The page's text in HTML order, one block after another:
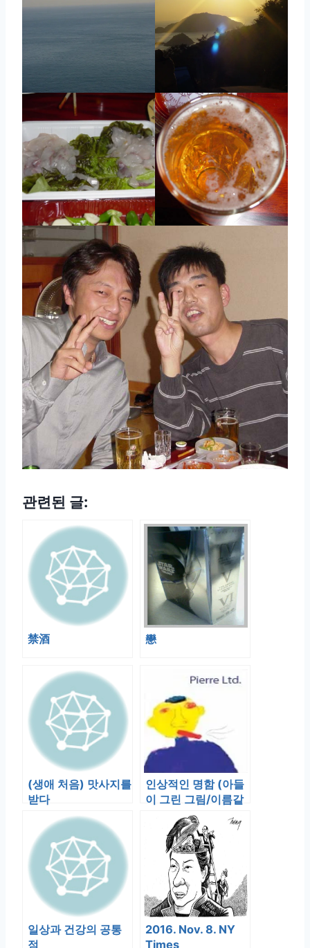
관련된 글:
禁酒 戀
(생애 처음) 맛사지를
받다
인상적인 명함 (아들
이 그린 그림/이름같
은 이메일 주소)
일상과 건강의 공통
점
2016. Nov. 8. NY
Times